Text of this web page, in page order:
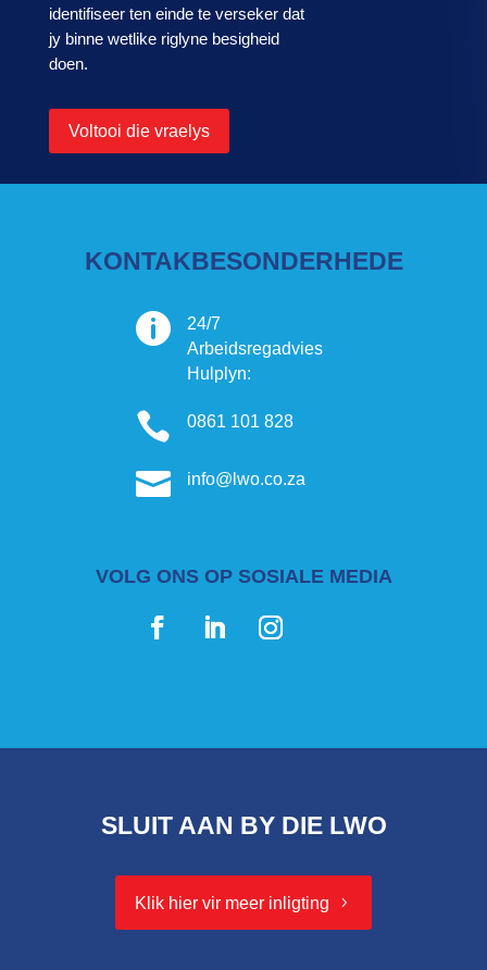
identifiseer ten einde te verseker dat
jy binne wetlike riglyne besigheid
doen.
Voltooi die vraelys
KONTAKBESONDERHEDE

24/7
Arbeidsregadvies
Hulplyn:
 0861 101 828
 info@lwo.co.za
VOLG ONS OP SOSIALE MEDIA
SLUIT AAN BY DIE LWO
Klik hier vir meer inligting